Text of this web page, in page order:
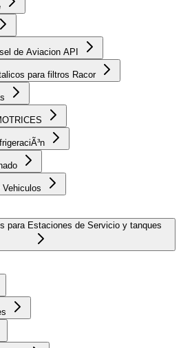
Vessel de Aviacion API
para filtros Racor
Vehiculos